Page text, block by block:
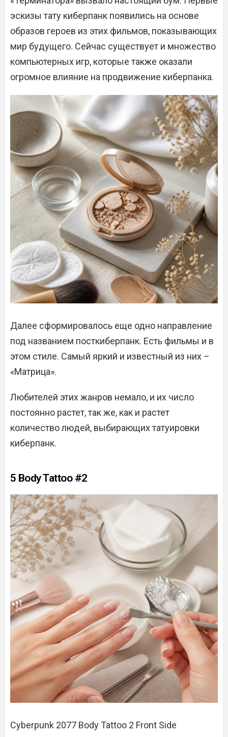
эскизы тату киберпанк появились на основе
образов героев из этих фильмов, показывающих
мир будущего. Сейчас существует и множество
компьютерных игр, которые также оказали
огромное влияние на продвижение киберпанка.
Далее сформировалось еще одно направление
под названием посткиберпанк. Есть фильмы и в
этом стиле. Самый яркий и известный из них –
«Матрица».
Любителей этих жанров немало, и их число
постоянно растет, так же, как и растет
количество людей, выбирающих татуировки
киберпанк.
5 Body Tattoo #2
Cyberpunk 2077 Body Tattoo 2 Front Side